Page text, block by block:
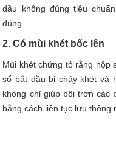
dầu không đúng tiêu
đúng.
2. Có mùi khét bốc lên
Mùi khét chứng tỏ rằng hộp
số bắt đầu bị cháy khét và
không chỉ giúp bôi trơn các
bằng cách liên tục lưu thông